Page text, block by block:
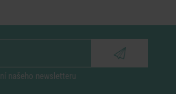
našeho newsletteru